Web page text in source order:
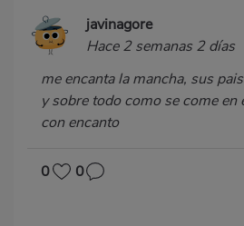
javinagore
Hace 2 semanas 2 días
me encanta la mancha, sus
y sobre todo como se come en
con encanto
0 0